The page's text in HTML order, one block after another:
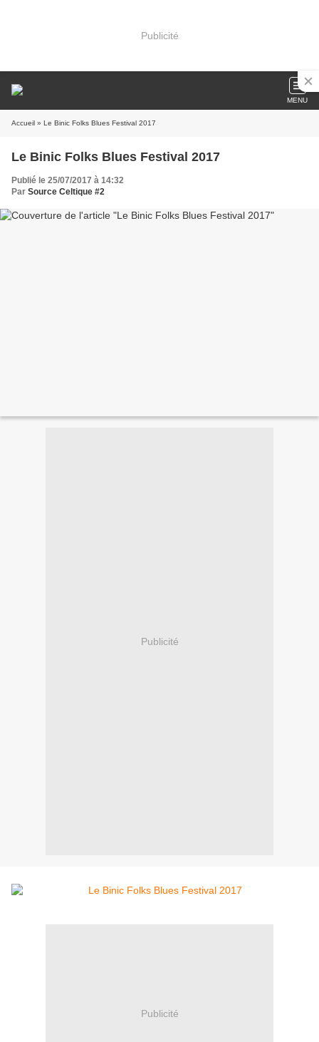
Publicité
MENU
Accueil » Le Binic Folks Blues Festival 2017
Le Binic Folks Blues Festival 2017
Publié le 25/07/2017 à 14:32
Par Source Celtique #2
Publicité
Publicité